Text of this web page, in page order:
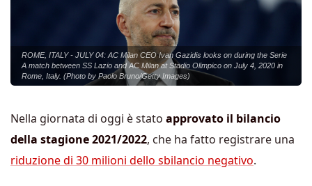
ROME, ITALY - JULY 04: AC Milan CEO Ivan Gazidis looks on during the Serie
A match between SS Lazio and AC Milan at Stadio Olimpico on July 4, 2020 in
Rome, Italy. (Photo by Paolo Bruno/Getty Images)
Nella giornata di oggi è stato approvato il bilancio
della stagione 2021/2022, che ha fatto registrare una
riduzione di 30 milioni dello sbilancio negativo.